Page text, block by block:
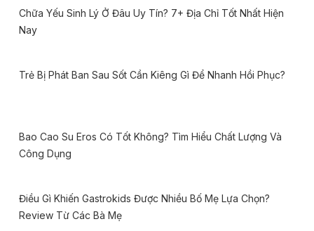
Chữa Yếu Sinh Lý Ở Đâu Uy Tín? 7+ Địa Chỉ Tốt Nhất Hiện
Nay
Trẻ Bị Phát Ban Sau Sốt Cần Kiêng Gì Để Nhanh Hồi Phục?
Bao Cao Su Eros Có Tốt Không? Tìm Hiểu Chất Lượng Và
Công Dụng
Điều Gì Khiến Gastrokids Được Nhiều Bố Mẹ Lựa Chọn?
Review Từ Các Bà Mẹ